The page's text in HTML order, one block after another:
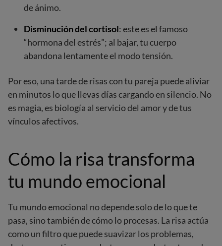
de ánimo.
Disminución del cortisol: este es el famoso
“hormona del estrés”; al bajar, tu cuerpo
abandona lentamente el modo tensión.
Por eso, una tarde de risas con tu pareja puede aliviar
en minutos lo que llevas días cargando en silencio. No
es magia, es biología al servicio del amor y de tus
vínculos afectivos.
Cómo la risa transforma
tu mundo emocional
Tu mundo emocional no depende solo de lo que te
pasa, sino también de cómo lo procesas. La risa actúa
como un filtro que puede suavizar los problemas,